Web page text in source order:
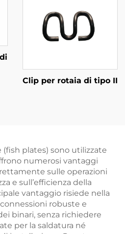
Clip per rotaia di tipo II
plates) sono utilizzate
numerosi vantaggi
sulle operazioni
e sull’efficienza della
vantaggio risiede nella
robuste e
binari, senza richiedere
per la saldatura né